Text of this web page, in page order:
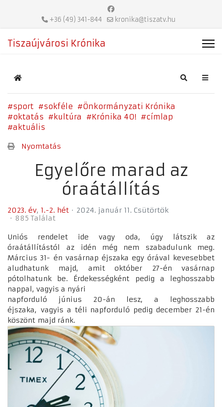
+36 (49) 341-844 kronika@tiszatv.hu
Tiszaújvárosi Krónika
Home Search
sport sokféle
Önkormányzati Krónika
oktatás
kultúra Krónika 40!
címlap
aktuális
Nyomtatás
Egyelőre marad az
óraátállítás
2023. év 1.-2. hét
2024. január 11. Csütörtök
885 Találat
Uniós rendelet ide vagy oda, úgy látszik az
óraátállítástól az idén még nem szabadulunk meg.
Március 31- én vasárnap éjszaka egy órával kevesebbet
aludhatunk majd, amit október 27-én vasárnap
pótolhatunk be. Érdekességként pedig a leghosszabb
nappal, vagyis a nyári
napforduló június 20-án lesz, a leghosszabb
éjszaka, vagyis a téli napforduló pedig december 21-én
köszönt majd ránk.